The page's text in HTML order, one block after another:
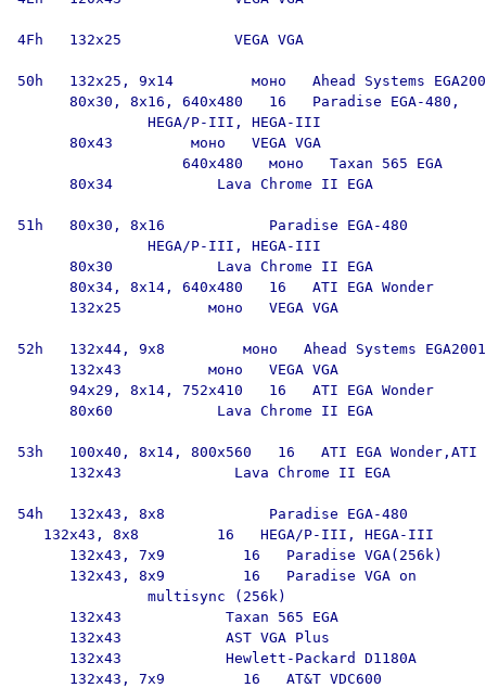
4Fh   132x25             VEGA VGA
50h   132x25, 9x14         моно   Ahead Systems
      80x30, 8x16, 640x480   16   Paradise EGA-480,
               HEGA/P-III, HEGA-III
      80x43         моно   VEGA VGA
                   640x480   моно   Taxan 565 EGA
      80x34            Lava Chrome II EGA
51h   80x30, 8x16            Paradise EGA-480
               HEGA/P-III, HEGA-III
      80x30            Lava Chrome II EGA
      80x34, 8x14, 640x480   16   ATI EGA Wonder
      132x25          моно   VEGA VGA
52h   132x44, 9x8         моно   Ahead Systems EGA2001
      132x43          моно   VEGA VGA
      94x29, 8x14, 752x410   16   ATI EGA Wonder
      80x60            Lava Chrome II EGA
53h   100x40, 8x14, 800x560   16   ATI EGA Wonder,ATI
      132x43             Lava Chrome II EGA
54h   132x43, 8x8            Paradise EGA-480
   132x43, 8x8         16   HEGA/P-III, HEGA-III
      132x43, 7x9         16   Paradise VGA(256k)
      132x43, 8x9         16   Paradise VGA on
               multisync (256k)
      132x43            Taxan 565 EGA
      132x43            AST VGA Plus
      132x43            Hewlett-Packard D1180A
      132x43, 7x9         16   AT&T VDC600